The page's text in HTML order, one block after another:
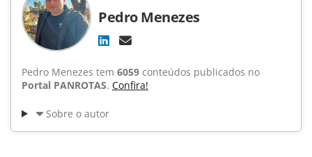
Pedro Menezes
Pedro Menezes tem 6059 conteúdos publicados no
Portal PANROTAS. Confira!
Sobre o autor